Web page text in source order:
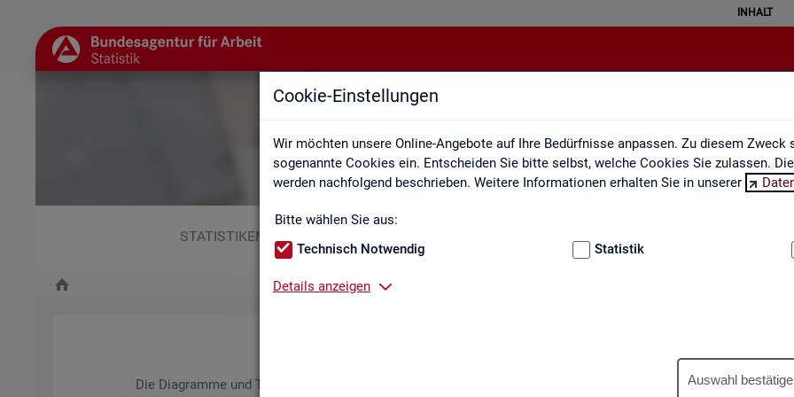
Cookie-Einstellungen
Wir möchten unsere Online-Angebote auf Ihre Bedürfnisse anpassen. Zu diesem Zweck
sogenannte Cookies ein. Entscheiden Sie bitte selbst, welche Cookies Sie zulassen.
werden nachfolgend beschrieben. Weitere Informationen erhalten Sie in unserer
Bitte wählen Sie aus:
Technisch Notwendig
Statistik
Details anzeigen
Auswahl
INHALT
Berufe auf einen Blick
STATISTIKEN
Die Dia­gram­me und Ta­bel­len wer­den jähr­lich ak­tua­li­siert und ent­hal­ten In­for­ma­tio­nen zu den The­men